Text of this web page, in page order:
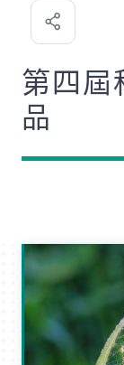
喜
歡
第四屆
品